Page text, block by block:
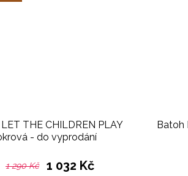
LET THE CHILDREN PLAY
- do vyprodání
1 290 Kč 1 032 Kč
Batoh